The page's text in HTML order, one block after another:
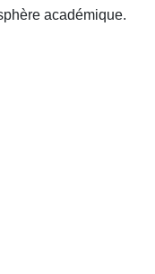
académique.